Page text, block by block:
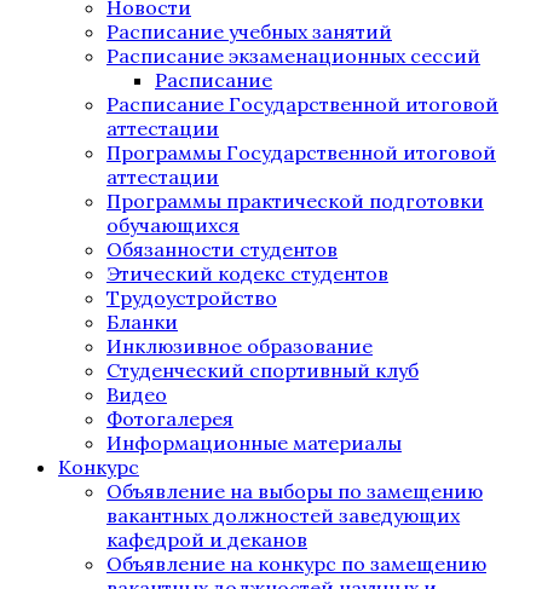
Новости
Расписание учебных занятий
Расписание экзаменационных сессий
Расписание
Расписание Государственной итоговой
аттестации
Программы Государственной итоговой
аттестации
Программы практической подготовки
обучающихся
Обязанности студентов
Этический кодекс студентов
Трудоустройство
Бланки
Инклюзивное образование
Студенческий спортивный клуб
Видео
Фотогалерея
Информационные материалы
Конкурс
Объявление на выборы по замещению
вакантных должностей заведующих
кафедрой и деканов
Объявление на конкурс по замещению